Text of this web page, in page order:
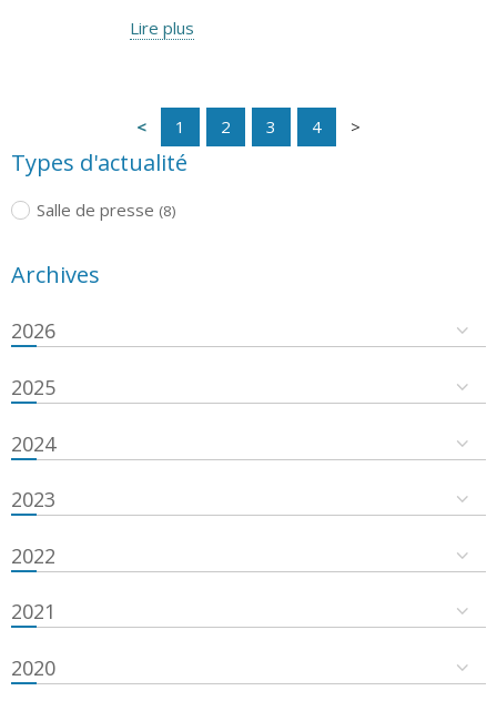
Lire plus
1 2 3 4
Types d'actualité
Salle de presse (8)
Archives
2026
2025
2024
2023
2022
2021
2020